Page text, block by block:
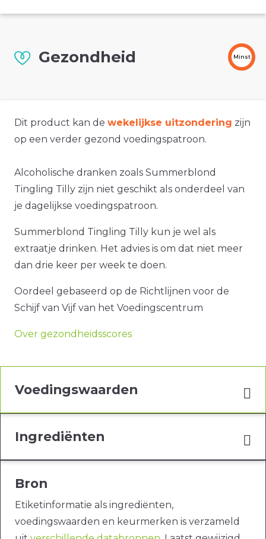
Gezondheid Minst
Dit product kan de wekelijkse uitzondering zijn
op een verder gezond voedingspatroon.
Alcoholische dranken zoals Summerblond
Tingling Tilly zijn niet geschikt als onderdeel van
je dagelijkse voedingspatroon.
Summerblond Tingling Tilly kun je wel als
extraatje drinken. Het advies is om dat niet meer
dan drie keer per week te doen.
Oordeel gebaseerd op de Richtlijnen voor de
Schijf van Vijf van het Voedingscentrum
Over gezondheidsscores
Voedingswaarden
Ingrediënten
Bron
Etiketinformatie als ingrediënten,
voedingswaarden en keurmerken is verzameld